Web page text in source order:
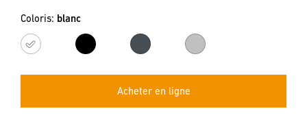
Coloris: blanc
blanc noir anthraciteargenté
Acheter en ligne